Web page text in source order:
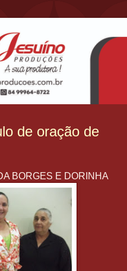
de oração de
BORGES E DORINHA